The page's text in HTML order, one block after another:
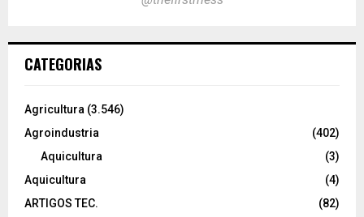
CATEGORIAS
Agricultura (3.546)
Agroindustria
(402)
Aquicultura
(3)
Aquicultura
(4)
ARTIGOS TEC.
(82)